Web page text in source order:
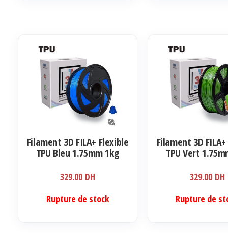
Filament 3D FILA+ Flexible
TPU Bleu 1.75mm 1kg
329.00 DH
Rupture de stock
Filament 3D
TPU Vert
329.00 DH
Rupture de